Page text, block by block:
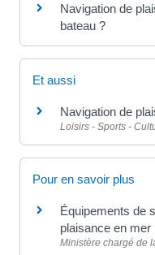
Navigation de
bateau ?
Et aussi
Navigation de
Loisirs - Sports -
Pour en savoir plus
Équipements de
plaisance en mer
Ministère chargé de